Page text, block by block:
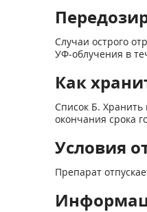
Случаи острого
УФ-облучения в
Как
Список Б. Хранить
окончания срока
Условия
Препарат